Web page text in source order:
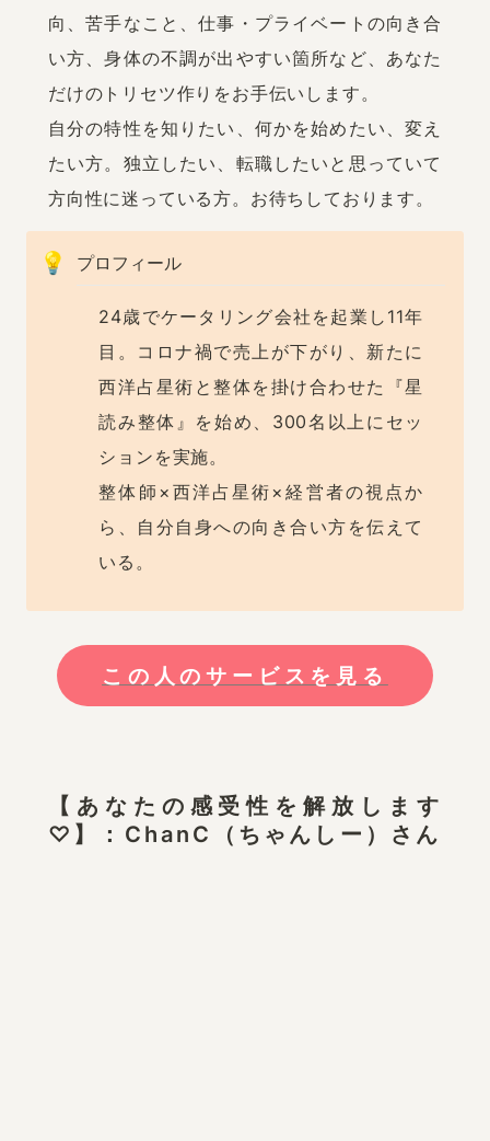
向、苦手なこと、仕事・プライベートの向き合
い方、身体の不調が出やすい箇所など、あなた
だけのトリセツ作りをお手伝いします。
自分の特性を知りたい、何かを始めたい、変え
たい方。独立したい、転職したいと思っていて
方向性に迷っている方。お待ちしております。
💡 プロフィール
24歳でケータリング会社を起業し11年
目。コロナ禍で売上が下がり、新たに
西洋占星術と整体を掛け合わせた『星
読み整体』を始め、300名以上にセッ
ションを実施。
整体師×西洋占星術×経営者の視点か
ら、自分自身への向き合い方を伝えて
いる。
この人のサービスを見る
【あなたの感受性を解放します
♡】：ChanC（ちゃんしー）さん